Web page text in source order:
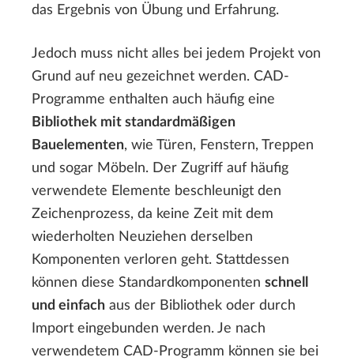
das Ergebnis von Übung und Erfahrung.
Jedoch muss nicht alles bei jedem Projekt von
Grund auf neu gezeichnet werden. CAD-
Programme enthalten auch häufig eine
Bibliothek mit standardmäßigen
Bauelementen, wie Türen, Fenstern, Treppen
und sogar Möbeln. Der Zugriff auf häufig
verwendete Elemente beschleunigt den
Zeichenprozess, da keine Zeit mit dem
wiederholten Neuziehen derselben
Komponenten verloren geht. Stattdessen
können diese Standardkomponenten schnell
und einfach aus der Bibliothek oder durch
Import eingebunden werden. Je nach
verwendetem CAD-Programm können sie bei